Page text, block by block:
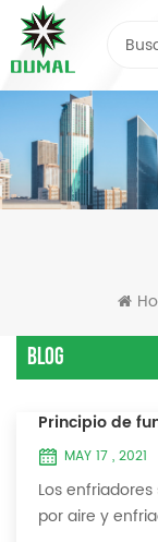
Blog
Principio de
MAY 17 , 2021
Los
por aire y